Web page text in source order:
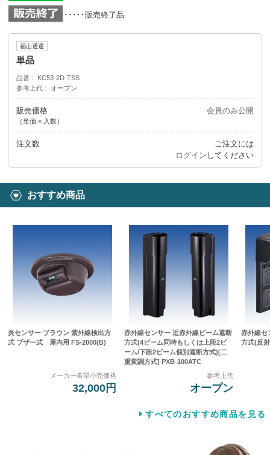
･････販売終了品
福山通運
単品
品番
KC53-2D-TSS
参考上代
オープン
販売価格
（単価 × 入数）
会員のみ公開
注文数
ご注文には
ログイン してください
おすすめ商品
炎センサー ブラウン 紫外線検出方
式 ブザー式 屋内用 FS-2000(B)
メーカー希望小売価格
32,000円
赤外線センサー 近赤外線ビーム遮断
方式(4ビーム同時もしくは上段2ビ
ーム/下段2ビーム個別遮断方式)[二
重変調方式] PXB-100ATC
参考上代
オープン
赤外線セ
方式(反
すべてのおすすめ商品を見る